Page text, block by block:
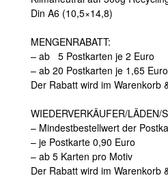
Din A6 (10,5×14,8)
MENGENRABATT:
– ab 5 Postkarten je 2 Euro
– ab 20 Postkarten je 1,65 Euro
Der Rabatt wird im Warenkorb
WIEDERVERKÄUFER/LÄDEN/
– Mindestbestellwert der
– je Postkarte 0,90 Euro
– ab 5 Karten pro Motiv
Der Rabatt wird im Warenkorb